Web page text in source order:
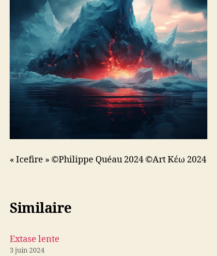
« Icefire » ©Philippe Quéau 2024 ©Art Κέω 2024
Similaire
Extase lente
3 juin 2024